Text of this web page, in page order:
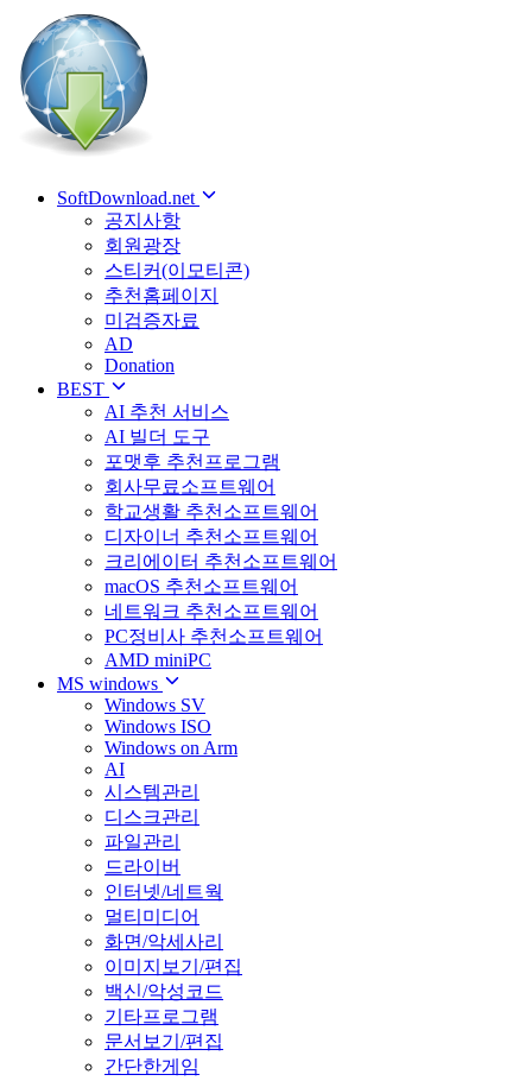
SoftDownload.net
공지사항
회원광장
스티커(이모티콘)
추천홈페이지
미검증자료
AD
Donation
BEST
AI 추천 서비스
AI 빌더 도구
포맷후 추천프로그램
회사무료소프트웨어
학교생활 추천소프트웨어
디자이너 추천소프트웨어
크리에이터 추천소프트웨어
macOS 추천소프트웨어
네트워크 추천소프트웨어
PC정비사 추천소프트웨어
AMD miniPC
MS windows
Windows SV
Windows ISO
Windows on Arm
AI
시스템관리
디스크관리
파일관리
드라이버
인터넷/네트웍
멀티미디어
화면/악세사리
이미지보기/편집
백신/악성코드
기타프로그램
문서보기/편집
간단한게임